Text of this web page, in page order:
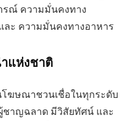
รณ์ ความมั่นคงทาง
ะ ความมั่นคงทางอาหาร
แห่งชาติ
โฆษณาชวนเชื่อในทุกระดับ
ชาญฉลาด มีวิสัยทัศน์ และ